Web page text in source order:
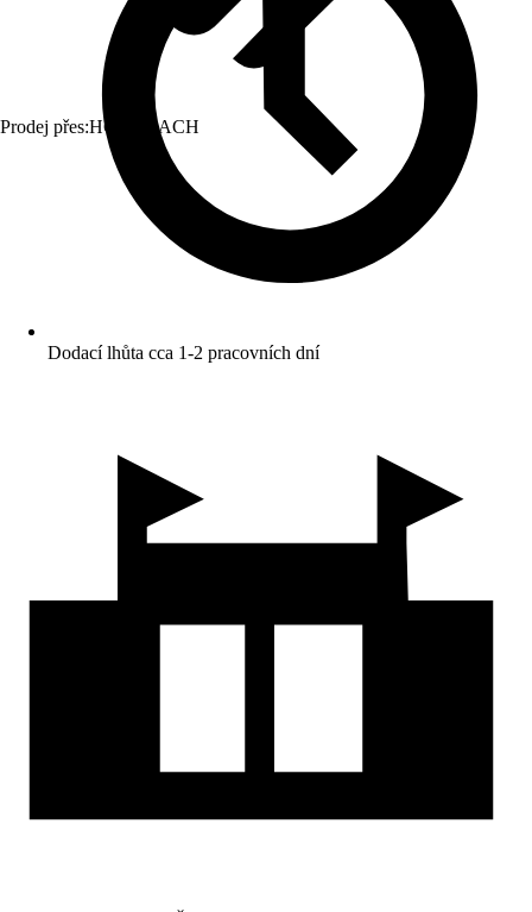
Prodej přes:HORNBACH
Dodací lhůta cca 1-2 pracovních dní